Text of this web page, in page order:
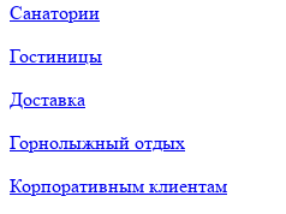
Санатории
Гостиницы
Доставка
Горнолыжный отдых
Корпоративным клиентам